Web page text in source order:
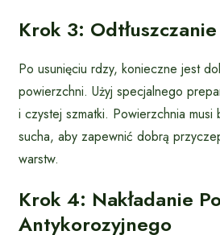
Krok 3: Odtłuszczanie
Po usunięciu rdzy, konieczne jest
powierzchni. Użyj specjalnego
i czystej szmatki. Powierzchnia musi
sucha, aby zapewnić dobrą
warstw.
Krok 4: Nakładanie
Antykorozyjnego